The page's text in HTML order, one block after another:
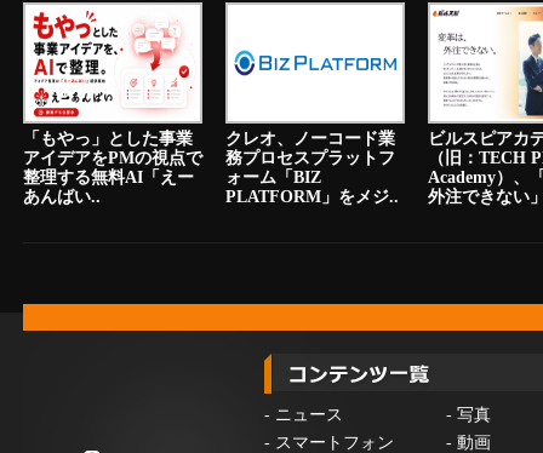
「もやっ」とした事業
アイデアをPMの視点で
整理する無料AI「えー
あんばい..
クレオ、ノーコード業
務プロセスプラットフ
ォーム「BIZ
PLATFORM」をメジ..
ビルスピアカ
（旧：TECH
Academy）、
外注できない
- ニュース - 写真
- スマートフォン - 動画